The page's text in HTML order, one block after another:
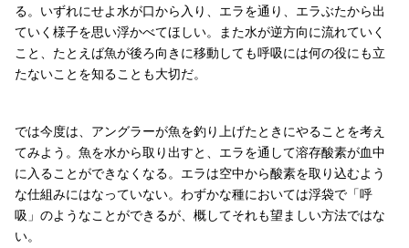
る。いずれにせよ水が口から入り、エラを通り、エラぶたから出
ていく様子を思い浮かべてほしい。また水が逆方向に流れていく
こと、たとえば魚が後ろ向きに移動しても呼吸には何の役にも立
たないことを知ることも大切だ。
では今度は、アングラーが魚を釣り上げたときにやることを考え
てみよう。魚を水から取り出すと、エラを通して溶存酸素が血中
に入ることができなくなる。エラは空中から酸素を取り込むよう
な仕組みにはなっていない。わずかな種においては浮袋で「呼
吸」のようなことができるが、概してそれも望ましい方法ではな
い。